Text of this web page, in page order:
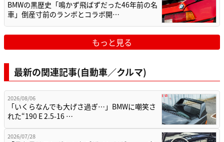
BMWの黒歴史「鳴かず飛ばずだった46年前の名
車」倒産寸前のランボとコラボ開…
もっと見る
最新の関連記事(自動車／クルマ)
2026/08/06
「いくらなんでも大げさ過ぎ…」BMWに嘲笑さ
れた“190 E 2.5-16 …
2026/07/28